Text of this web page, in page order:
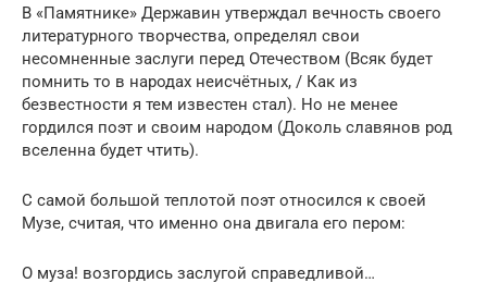
В «Памятнике» Державин утверждал вечность своего
литературного творчества, определял свои
несомненные заслуги перед Отечеством (Всяк будет
помнить то в народах неисчётных, / Как из
безвестности я тем известен стал). Но не менее
гордился поэт и своим народом (Доколь славянов род
вселенна будет чтить).
С самой большой теплотой поэт относился к своей
Музе, считая, что именно она двигала его пером:
О муза! возгордись заслугой справедливой…